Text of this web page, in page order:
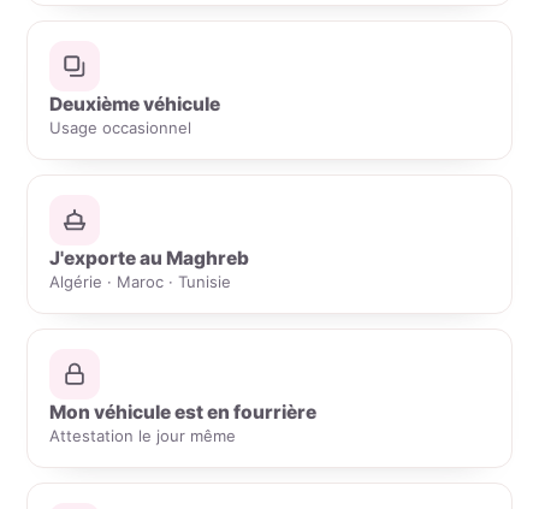
Deuxième véhicule
Usage occasionnel
J'exporte au Maghreb
Algérie · Maroc · Tunisie
Mon véhicule est en fourrière
Attestation le jour même